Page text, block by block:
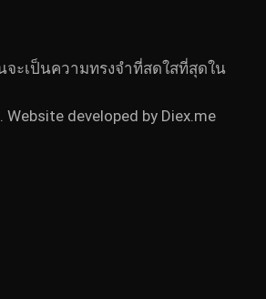
จะเป็นความทรงจำที่สดใสที่สุดใน
developed by Diex.me